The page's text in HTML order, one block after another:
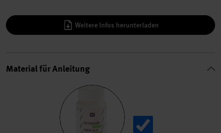
Weitere Infos herunterladen
Material für Anleitung